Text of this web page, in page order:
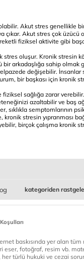
Akut stres genellikle
çıkar. Akut stres çok
fiziksel aktivite gibi
oluşur. Kronik stresin
arkadaşlığa sahip olmak
değişebilir.
bir başkası için kronik
sağlığa zarar
azaltabilir ve baş
sıklıkla semptomlarının
kronik stresin yıpranması
birçok çalışma kronik
kategoriden
baskısında yer alan
eser, fotoğraf, resim vb.
türlü hukuki ve cezai